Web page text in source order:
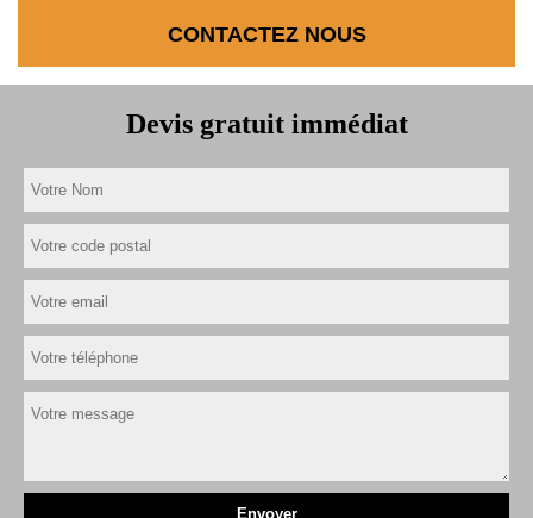
CONTACTEZ NOUS
Devis gratuit immédiat